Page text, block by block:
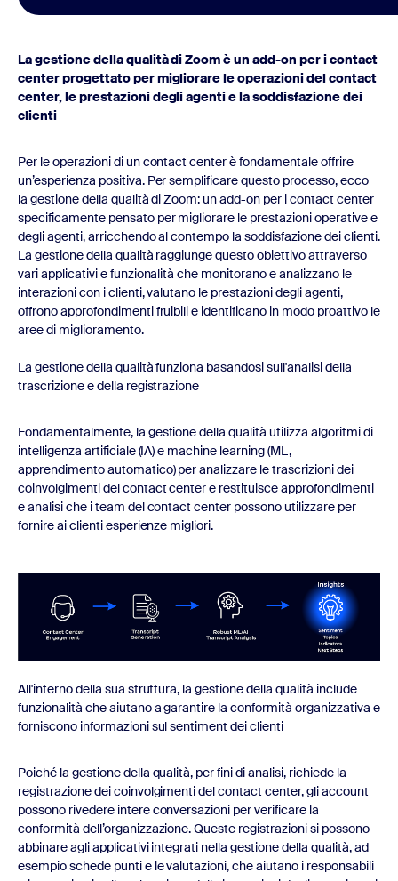
La gestione della qualità di Zoom è un add-on per i contact
center progettato per migliorare le operazioni del contact
center, le prestazioni degli agenti e la soddisfazione dei
clienti
Per le operazioni di un contact center è fondamentale offrire
un’esperienza positiva. Per semplificare questo processo, ecco
la gestione della qualità di Zoom: un add-on per i contact center
specificamente pensato per migliorare le prestazioni operative e
degli agenti, arricchendo al contempo la soddisfazione dei clienti.
La gestione della qualità raggiunge questo obiettivo attraverso
vari applicativi e funzionalità che monitorano e analizzano le
interazioni con i clienti, valutano le prestazioni degli agenti,
offrono approfondimenti fruibili e identificano in modo proattivo le
aree di miglioramento.
La gestione della qualità funziona basandosi sull'analisi della
trascrizione e della registrazione
Fondamentalmente, la gestione della qualità utilizza algoritmi di
intelligenza artificiale (IA) e machine learning (ML,
apprendimento automatico) per analizzare le trascrizioni dei
coinvolgimenti del contact center e restituisce approfondimenti
e analisi che i team del contact center possono utilizzare per
fornire ai clienti esperienze migliori.
All'interno della sua struttura, la gestione della qualità include
funzionalità che aiutano a garantire la conformità organizzativa e
forniscono informazioni sul sentiment dei clienti
Poiché la gestione della qualità, per fini di analisi, richiede la
registrazione dei coinvolgimenti del contact center, gli account
possono rivedere intere conversazioni per verificare la
conformità dell’organizzazione. Queste registrazioni si possono
abbinare agli applicativi integrati nella gestione della qualità, ad
esempio schede punti e le valutazioni, che aiutano i responsabili